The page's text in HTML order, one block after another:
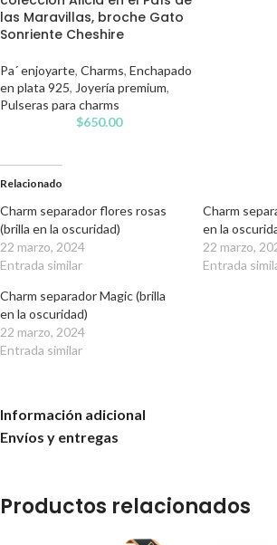
las Maravillas, broche Gato
Sonriente Cheshire
Pa´ enjoyarte, Charms, Enchapado
en plata 925, Joyería premium,
Pulseras para charms
$650.00
Relacionado
Charm separador flores rosas
(brilla en la oscuridad)
22 marzo, 2024
Entrada similar
Charm
en la
22 marzo,
Entrada
Charm separador Magic (brilla
en la oscuridad)
22 marzo, 2024
Entrada similar
Información adicional
Envíos y entregas
Productos relacionados